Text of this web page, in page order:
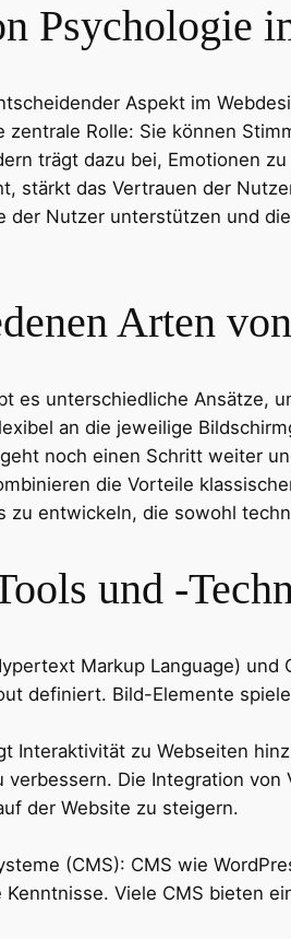
Psychologie
Aspekt im
zentrale Rolle: Sie können
trägt dazu bei, Emotionen
stärkt das Vertrauen der
der Nutzer unterstützen und
Arten
es unterschiedliche Ansätze,
an die jeweilige
noch einen Schritt weiter
die Vorteile
zu entwickeln, die sowohl
und -
Markup Language)
definiert. Bild-Elemente
Interaktivität zu Webseiten
Die Integration
der Website zu steigern.
(CMS): CMS wie
Viele CMS bieten